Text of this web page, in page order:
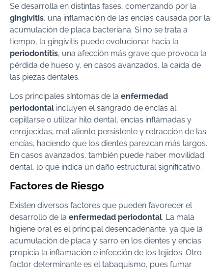
Se desarrolla en distintas fases, comenzando por la
gingivitis, una inflamación de las encías causada por la
acumulación de placa bacteriana. Si no se trata a
tiempo, la gingivitis puede evolucionar hacia la
periodontitis, una afección más grave que provoca la
pérdida de hueso y, en casos avanzados, la caída de
las piezas dentales.
Los principales síntomas de la enfermedad
periodontal incluyen el sangrado de encías al
cepillarse o utilizar hilo dental, encías inflamadas y
enrojecidas, mal aliento persistente y retracción de las
encías, haciendo que los dientes parezcan más largos.
En casos avanzados, también puede haber movilidad
dental, lo que indica un daño estructural significativo.
Factores de Riesgo
Existen diversos factores que pueden favorecer el
desarrollo de la enfermedad periodontal. La mala
higiene oral es el principal desencadenante, ya que la
acumulación de placa y sarro en los dientes y encías
propicia la inflamación e infección de los tejidos. Otro
factor determinante es el tabaquismo, pues fumar